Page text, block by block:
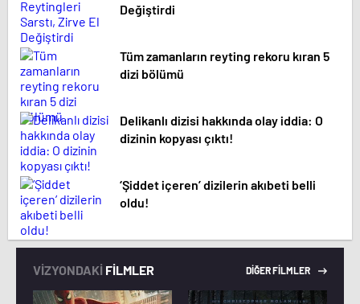
Değiştirdi
Tüm zamanların reyting rekoru kıran 5
dizi bölümü
Delikanlı dizisi hakkında olay iddia: O
dizinin kopyası çıktı!
‘Şiddet içeren’ dizilerin akıbeti belli
oldu!
VİZYONDAKİ FİLMLER DİĞER FİLMLER